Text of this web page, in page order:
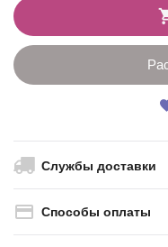
Службы доставки
Способы оплаты